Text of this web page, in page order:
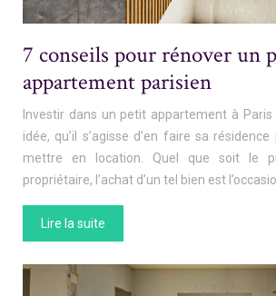
7 conseils pour rénover un
appartement parisien
Investir dans un petit appartement à
idée, qu’il s’agisse d’en faire sa
mettre en location. Quel que soit le
propriétaire, l’achat d’un tel bien est
Lire la suite